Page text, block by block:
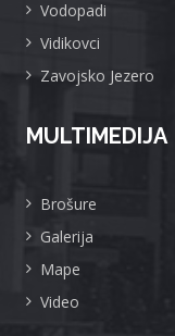
Vodopadi
Vidikovci
Zavojsko Jezero
MULTIMEDIJA
Brošure
Galerija
Mape
Video